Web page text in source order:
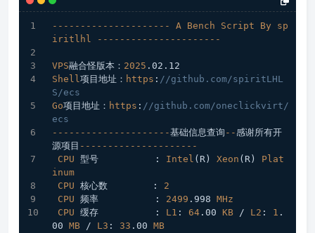
--------------------- A Bench Script By
sp
iritlhl
----------------------
VPS融合怪版本： 2025 .02 .12
Shell项目地址： https : //github.com/spiritLHL
S/ecs
Go项目地址： https : //github.com/oneclickvirt/
ecs
---------------------基础信息查询 --感谢所有开
源项目 ---------------------
CPU 型号          : Intel (R) Xeon (R) Plat
inum
CPU 核心数        : 2
CPU 频率          : 2499 .998 MHz
CPU 缓存          : L1 : 64 .00 KB / L2 : 1 .
00 MB / L3 : 33 .00 MB